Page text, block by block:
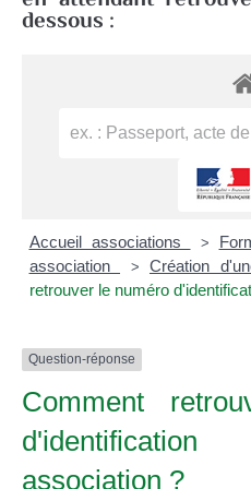
dessous :
Accueil associations >
association
> Création
retrouver le numéro
Question-réponse
Comment
association ?